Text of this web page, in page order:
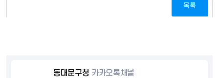
목록
동대문구청 카카오톡채널